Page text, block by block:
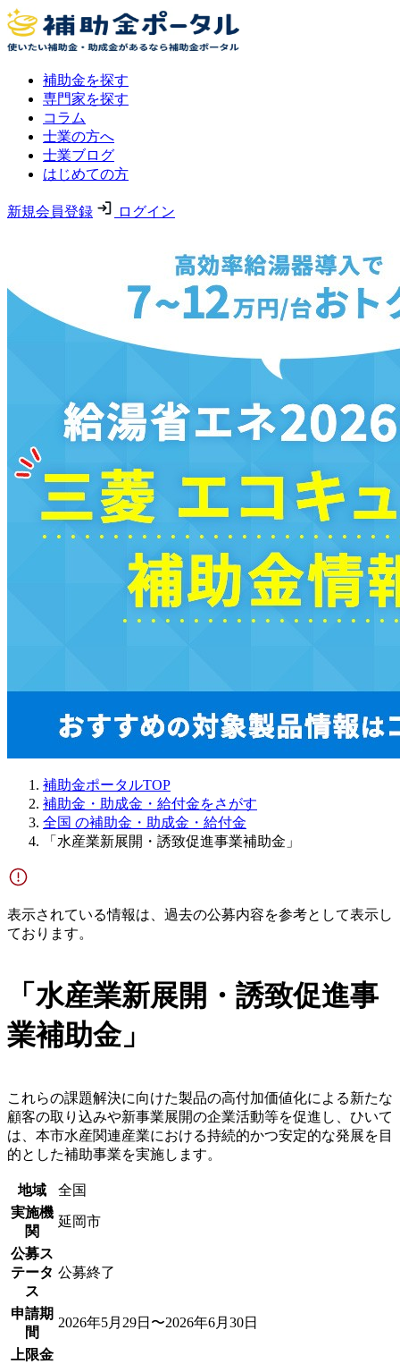
補助金を探す
専門家を探す
コラム
士業の方へ
士業ブログ
はじめての方
新規会員登録 ログイン
補助金ポータルTOP
補助金・助成金・給付金をさがす
全国 の補助金・助成金・給付金
「水産業新展開・誘致促進事業補助金」
表示されている情報は、過去の公募内容を参考として表示し
ております。
「水産業新展開・誘致促進事
業補助金」
これらの課題解決に向けた製品の高付加価値化による新たな
顧客の取り込みや新事業展開の企業活動等を促進し、ひいて
は、本市水産関連産業における持続的かつ安定的な発展を目
的とした補助事業を実施します。
地域
全国
実施機
関
延岡市
公募ス
テータ
ス
公募終了
申請期
間
2026年5月29日〜2026年6月30日
上限金